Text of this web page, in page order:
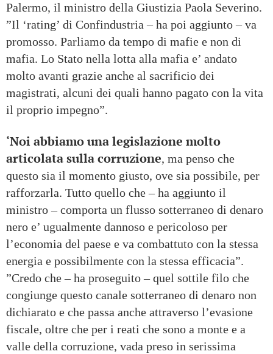
Palermo, il ministro della Giustizia Paola Severino.
”Il ‘rating’ di Confindustria – ha poi aggiunto – va
promosso. Parliamo da tempo di mafie e non di
mafia. Lo Stato nella lotta alla mafia e’ andato
molto avanti grazie anche al sacrificio dei
magistrati, alcuni dei quali hanno pagato con la vita
il proprio impegno”.
‘Noi abbiamo una legislazione molto
articolata sulla corruzione, ma penso che
questo sia il momento giusto, ove sia possibile, per
rafforzarla. Tutto quello che – ha aggiunto il
ministro – comporta un flusso sotterraneo di denaro
nero e’ ugualmente dannoso e pericoloso per
l’economia del paese e va combattuto con la stessa
energia e possibilmente con la stessa efficacia”.
”Credo che – ha proseguito – quel sottile filo che
congiunge questo canale sotterraneo di denaro non
dichiarato e che passa anche attraverso l’evasione
fiscale, oltre che per i reati che sono a monte e a
valle della corruzione, vada preso in serissima